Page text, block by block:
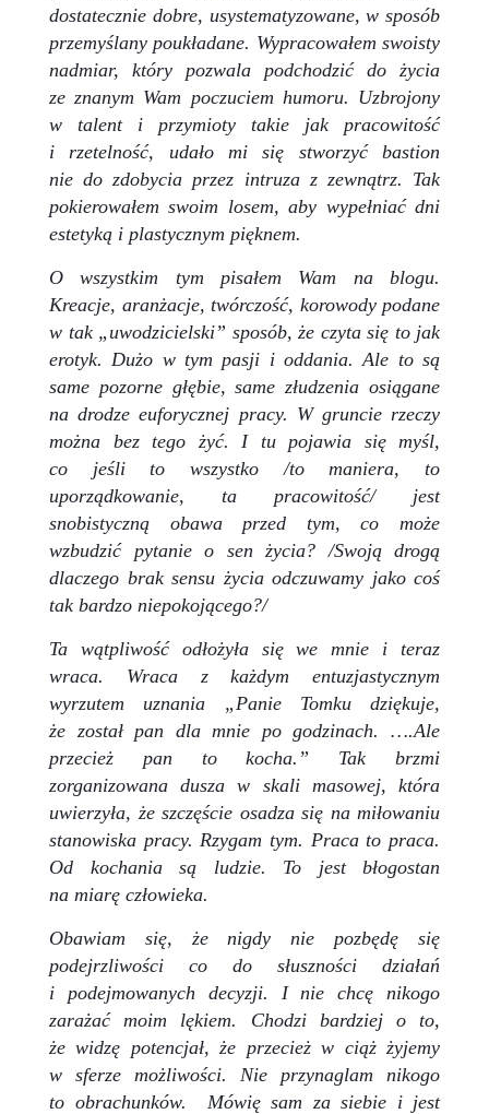
dostatecznie dobre, usystematyzowane, w sposób
przemyślany poukładane. Wypracowałem swoisty
nadmiar, który pozwala podchodzić do życia
ze znanym Wam poczuciem humoru. Uzbrojony
w talent i przymioty takie jak pracowitość
i rzetelność, udało mi się stworzyć bastion
nie do zdobycia przez intruza z zewnątrz. Tak
pokierowałem swoim losem, aby wypełniać dni
estetyką i plastycznym pięknem.
O wszystkim tym pisałem Wam na blogu.
Kreacje, aranżacje, twórczość, korowody podane
w tak „uwodzicielski” sposób, że czyta się to jak
erotyk. Dużo w tym pasji i oddania. Ale to są
same pozorne głębie, same złudzenia osiągane
na drodze euforycznej pracy. W gruncie rzeczy
można bez tego żyć. I tu pojawia się myśl,
co jeśli to wszystko /to maniera, to
uporządkowanie, ta pracowitość/ jest
snobistyczną obawa przed tym, co może
wzbudzić pytanie o sen życia? /Swoją drogą
dlaczego brak sensu życia odczuwamy jako coś
tak bardzo niepokojącego?/
Ta wątpliwość odłożyła się we mnie i teraz
wraca. Wraca z każdym entuzjastycznym
wyrzutem uznania „Panie Tomku dziękuje,
że został pan dla mnie po godzinach. ….Ale
przecież pan to kocha.” Tak brzmi
zorganizowana dusza w skali masowej, która
uwierzyła, że szczęście osadza się na miłowaniu
stanowiska pracy. Rzygam tym. Praca to praca.
Od kochania są ludzie. To jest błogostan
na miarę człowieka.
Obawiam się, że nigdy nie pozbędę się
podejrzliwości co do słuszności działań
i podejmowanych decyzji. I nie chcę nikogo
zarażać moim lękiem. Chodzi bardziej o to,
że widzę potencjał, że przecież w ciąż żyjemy
w sferze możliwości. Nie przynaglam nikogo
to obrachunków. Mówię sam za siebie i jest